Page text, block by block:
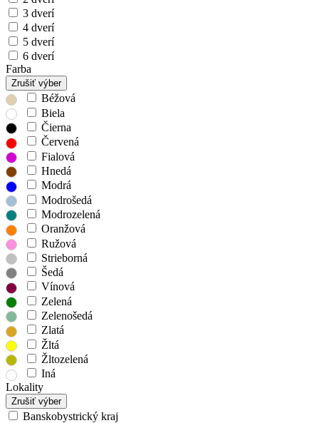
3 dverí
4 dverí
5 dverí
6 dverí
Farba
Zrušiť výber
Béžová
Biela
Čierna
Červená
Fialová
Hnedá
Modrá
Modrošedá
Modrozelená
Oranžová
Ružová
Strieborná
Šedá
Vínová
Zelená
Zelenošedá
Zlatá
Žltá
Žltozelená
Iná
Lokality
Zrušiť výber
Banskobystrický kraj